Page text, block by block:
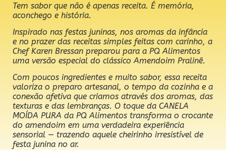
Tem sabor que não é apenas receita. É memória,
aconchego e história.
Inspirado nas festas juninas, nos aromas da infância
e no prazer das receitas simples feitas com carinho, a
Chef Karen Bressan preparou para a PQ Alimentos
uma versão especial do clássico Amendoim Pralinê.
Com poucos ingredientes e muito sabor, essa receita
valoriza o preparo artesanal, o tempo da cozinha e a
conexão afetiva que criamos através dos aromas, das
texturas e das lembranças. O toque da CANELA
MOÍDA PURA da PQ Alimentos transforma o crocante
do amendoim em uma verdadeira experiência
sensorial — trazendo aquele cheirinho irresistível de
festa junina no ar.